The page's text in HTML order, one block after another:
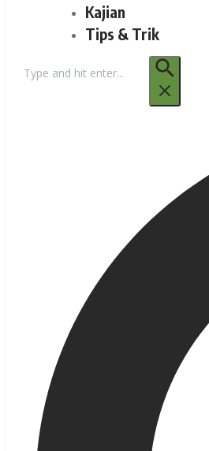
Kajian
Tips & Trik
untuk: